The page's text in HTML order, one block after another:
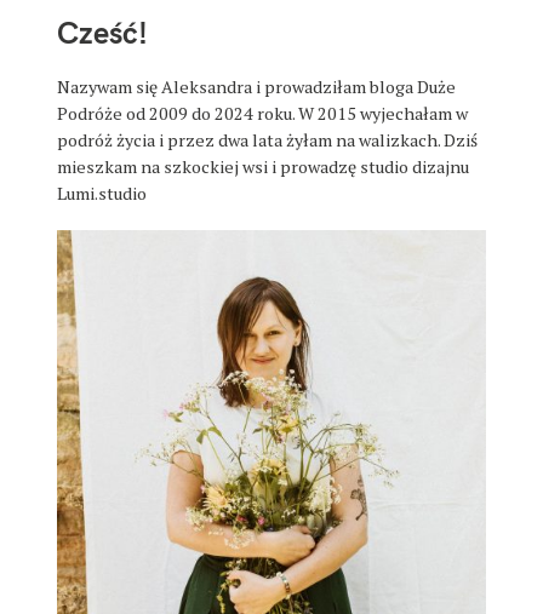
Cześć!
Nazywam się Aleksandra i prowadziłam bloga Duże
Podróże od 2009 do 2024 roku. W 2015 wyjechałam w
podróż życia i przez dwa lata żyłam na walizkach. Dziś
mieszkam na szkockiej wsi i prowadzę studio dizajnu
Lumi.studio